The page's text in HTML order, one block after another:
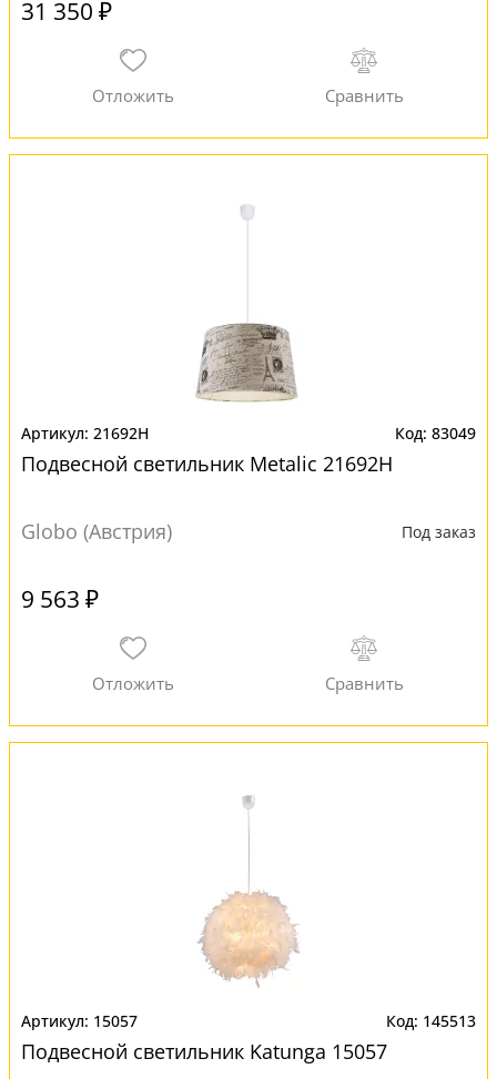
31 350 ₽
21692H 83049
Подвесной светильник Metalic 21692H
Globo (Австрия) Под заказ
9 563 ₽
15057 145513
Подвесной светильник Katunga 15057